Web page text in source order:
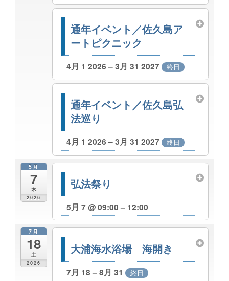
通年イベント／佐久島ア
ートピクニック
4月 1 2026 – 3月 31 2027 終日
通年イベント／佐久島弘
法巡り
4月 1 2026 – 3月 31 2027 終日
5月
7
木
2026
弘法祭り
5月 7 @ 09:00 – 12:00
7月
18
土
2026
大浦海水浴場 海開き
7月 18 – 8月 31 終日